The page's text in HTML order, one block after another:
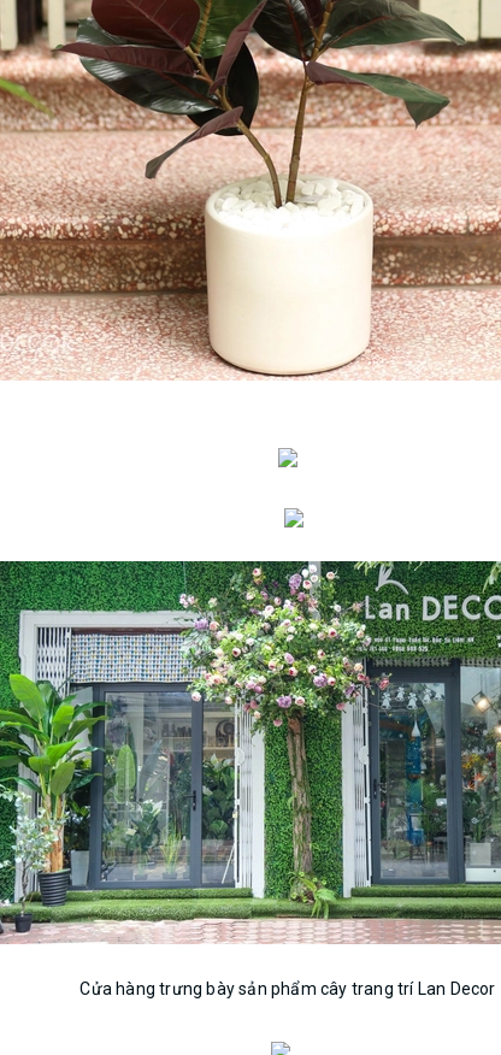
Cửa hàng trưng bày sản phẩm cây trang trí Lan Decor